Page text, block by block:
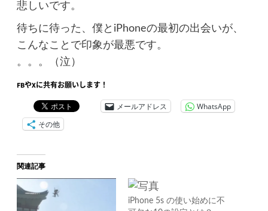
悲しいです。
待ちに待った、僕とiPhoneの最初の出会いが、
こんなことで印象が最悪です。
。。。（泣）
FBやXに共有お願いします！
メールアドレス
WhatsApp
その他
関連記事
iPhone 5s の使い始めに不